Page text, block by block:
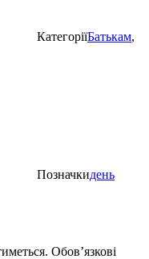
КатегоріїБатькам,
Позначкидень
Обов’язкові